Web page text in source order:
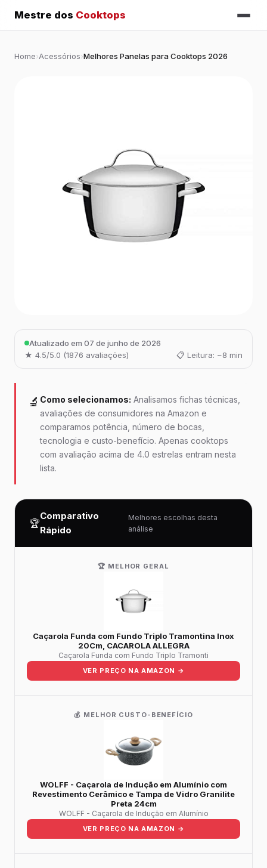
Mestre dos Cooktops
Home›Acessórios›Melhores Panelas para Cooktops 2026
Atualizado em 07 de junho de 2026
★ 4.5/5.0 (1876 avaliações)
📋 Leitura: ~8 min
🔬 Como selecionamos: Analisamos fichas técnicas,
avaliações de consumidores na Amazon e
comparamos potência, número de bocas,
tecnologia e custo-benefício. Apenas cooktops
com avaliação acima de 4.0 estrelas entram nesta
lista.
🏆
Comparativo
Rápido
Melhores escolhas desta
análise
🏆 MELHOR GERAL
Caçarola Funda com Fundo Triplo Tramontina Inox
20Cm, CACAROLA ALLEGRA
Caçarola Funda com Fundo Triplo Tramonti
VER PREÇO NA AMAZON →
💰 MELHOR CUSTO-BENEFÍCIO
WOLFF - Caçarola de Indução em Alumínio com
Revestimento Cerâmico e Tampa de Vidro Granilite
Preta 24cm
WOLFF - Caçarola de Indução em Alumínio
VER PREÇO NA AMAZON →